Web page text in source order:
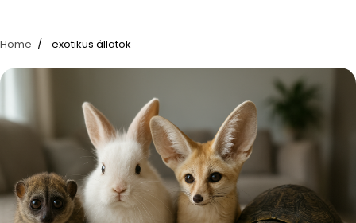
Home exotikus állatok